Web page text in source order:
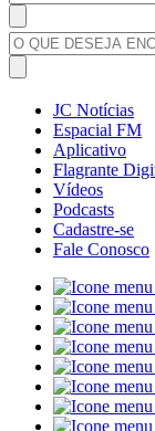
JC Notícias
Espacial FM
Aplicativo
Flagrante
Vídeos
Podcasts
Cadastre-se
Fale Conosco